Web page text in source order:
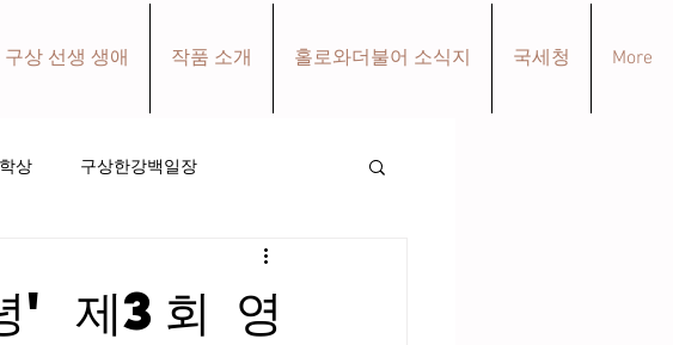
구상 선생 생애 작품 소개 홀로와더불어 소식지 국세청 More
상 구상한강백일장
' 제3회 영